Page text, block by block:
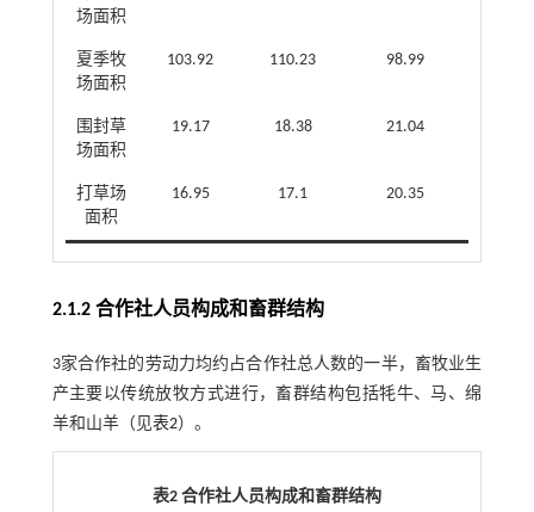
场面积
夏季牧
场面积
103.92 110.23 98.99
围封草
场面积
19.17 18.38 21.04
打草场
面积
16.95 17.1 20.35
2.1.2 合作社人员构成和畜群结构
3家合作社的劳动力均约占合作社总人数的一半，畜牧业生
产主要以传统放牧方式进行，畜群结构包括牦牛、马、绵
羊和山羊（见表2）。
表2 合作社人员构成和畜群结构